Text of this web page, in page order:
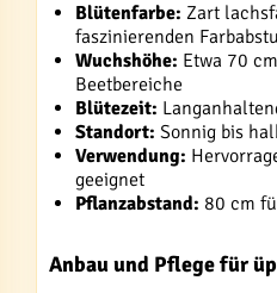
Blütenfarbe: Zart
faszinierenden
Wuchshöhe: Etwa 70
Beetbereiche
Blütezeit:
Standort: Sonnig bis
Verwendung:
geeignet
Pflanzabstand: 80 cm
Anbau und Pflege für